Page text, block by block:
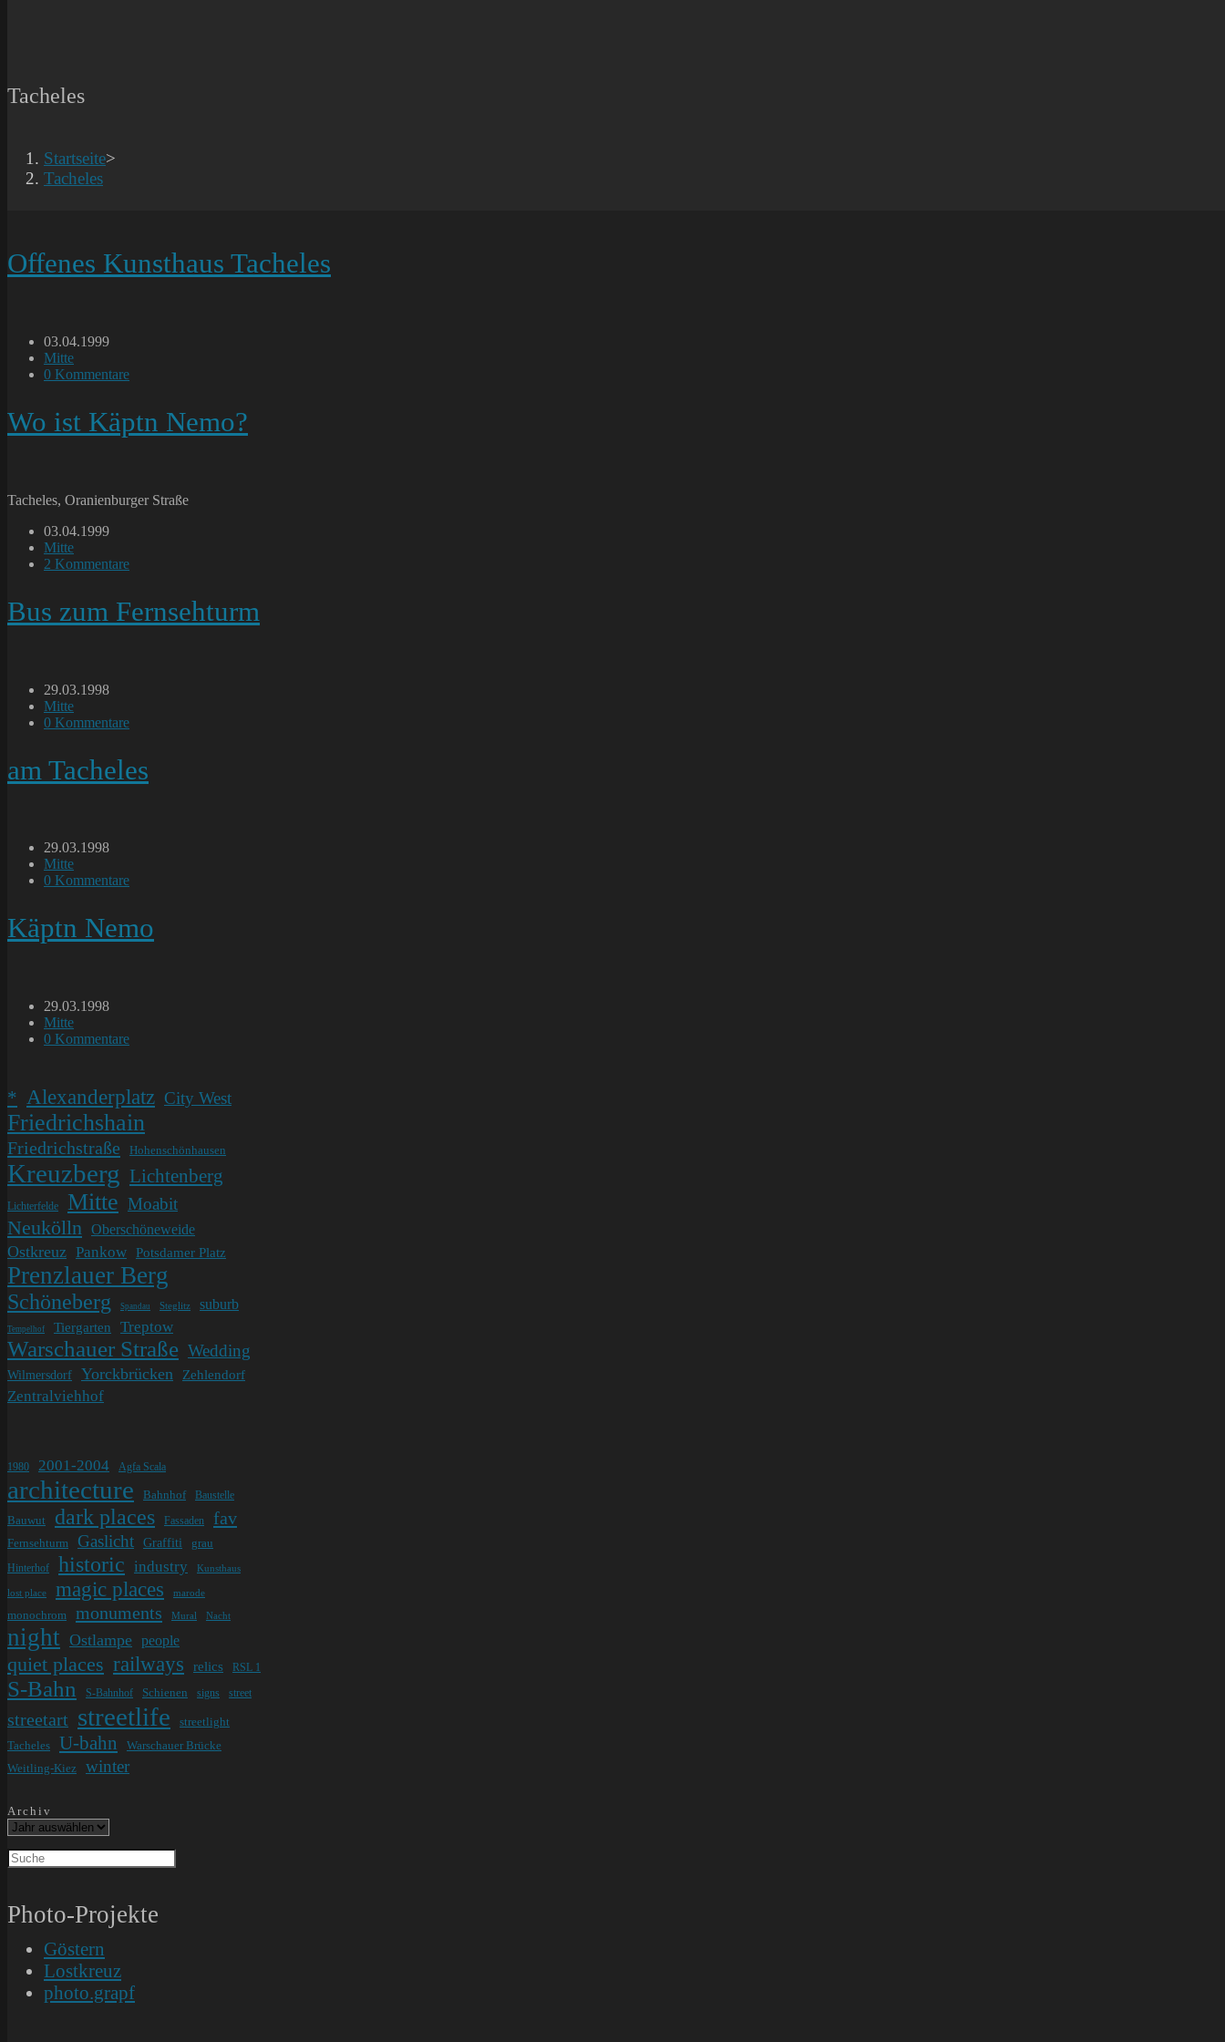
Tacheles
Startseite>
Tacheles
Offenes Kunsthaus Tacheles
Beitrag
veröffentlicht:
03.04.1999
Beitrags-
Kategorie:
Mitte
Beitrags-
0 Kommentare
Wo ist Käptn Nemo?
Tacheles, Oranienburger Straße
Beitrag
veröffentlicht:
03.04.1999
Beitrags-
Kategorie:
Mitte
Beitrags-
2 Kommentare
Bus zum Fernsehturm
Beitrag
veröffentlicht:
29.03.1998
Beitrags-
Kategorie:
Mitte
Beitrags-
0 Kommentare
am Tacheles
Beitrag
veröffentlicht:
29.03.1998
Beitrags-
Kategorie:
Mitte
Beitrags-
0 Kommentare
Käptn Nemo
Beitrag
veröffentlicht:
29.03.1998
Beitrags-
Kategorie:
Mitte
Beitrags-
0 Kommentare
* Alexanderplatz City West
Friedrichshain
Friedrichstraße Hohenschönhausen
Kreuzberg Lichtenberg
Lichterfelde Mitte Moabit
Neukölln Oberschöneweide
Ostkreuz Pankow Potsdamer Platz
Prenzlauer Berg
Schöneberg Spandau Steglitz suburb
Tempelhof Tiergarten Treptow
Warschauer Straße Wedding
Wilmersdorf Yorckbrücken Zehlendorf
Zentralviehhof
1980 2001-2004 Agfa Scala
architecture Bahnhof Baustelle
Bauwut dark places Fassaden fav
Fernsehturm Gaslicht Graffiti grau
Hinterhof historic industry Kunsthaus
lost place magic places marode
monochrom monuments Mural Nacht
night Ostlampe people
quiet places railways relics RSL 1
S-Bahn S-Bahnhof Schienen signs street
streetart streetlife streetlight
Tacheles U-bahn
Warschauer Brücke
Weitling-Kiez
winter
Archiv
Photo-Projekte
Göstern
Lostkreuz
photo.grapf